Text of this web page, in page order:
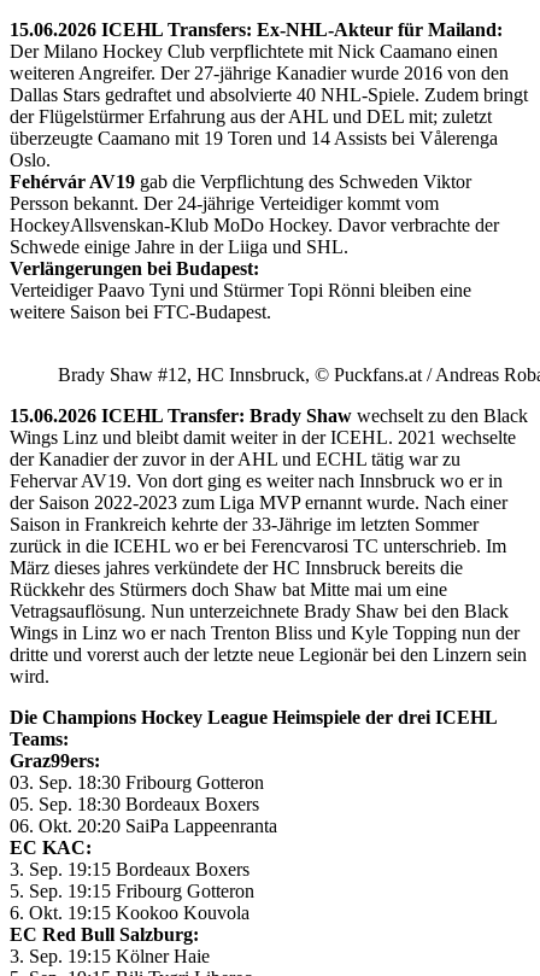
15.06.2026 ICEHL Transfers: Ex-NHL-Akteur für Mailand:
Der Milano Hockey Club verpflichtete mit Nick Caamano einen
weiteren Angreifer. Der 27-jährige Kanadier wurde 2016 von den
Dallas Stars gedraftet und absolvierte 40 NHL-Spiele. Zudem bringt
der Flügelstürmer Erfahrung aus der AHL und DEL mit; zuletzt
überzeugte Caamano mit 19 Toren und 14 Assists bei Vålerenga
Oslo.
Fehérvár AV19 gab die Verpflichtung des Schweden Viktor
Persson bekannt. Der 24-jährige Verteidiger kommt vom
HockeyAllsvenskan-Klub MoDo Hockey. Davor verbrachte der
Schwede einige Jahre in der Liiga und SHL.
Verlängerungen bei Budapest:
Verteidiger Paavo Tyni und Stürmer Topi Rönni bleiben eine
weitere Saison bei FTC-Budapest.
Brady Shaw #12, HC Innsbruck, © Puckfans.at / Andreas
15.06.2026 ICEHL Transfer: Brady Shaw wechselt zu den Black
Wings Linz und bleibt damit weiter in der ICEHL. 2021 wechselte
der Kanadier der zuvor in der AHL und ECHL tätig war zu
Fehervar AV19. Von dort ging es weiter nach Innsbruck wo er in
der Saison 2022-2023 zum Liga MVP ernannt wurde. Nach einer
Saison in Frankreich kehrte der 33-Jährige im letzten Sommer
zurück in die ICEHL wo er bei Ferencvarosi TC unterschrieb. Im
März dieses jahres verkündete der HC Innsbruck bereits die
Rückkehr des Stürmers doch Shaw bat Mitte mai um eine
Vetragsauflösung. Nun unterzeichnete Brady Shaw bei den Black
Wings in Linz wo er nach Trenton Bliss und Kyle Topping nun der
dritte und vorerst auch der letzte neue Legionär bei den Linzern sein
wird.
Die Champions Hockey League Heimspiele der drei ICEHL
Teams:
Graz99ers:
03. Sep. 18:30 Fribourg Gotteron
05. Sep. 18:30 Bordeaux Boxers
06. Okt. 20:20 SaiPa Lappeenranta
EC KAC:
3. Sep. 19:15 Bordeaux Boxers
5. Sep. 19:15 Fribourg Gotteron
6. Okt. 19:15 Kookoo Kouvola
EC Red Bull Salzburg:
3. Sep. 19:15 Kölner Haie